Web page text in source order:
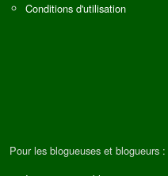
Conditions d'utilisation
Pour les blogueuses et blogueurs :